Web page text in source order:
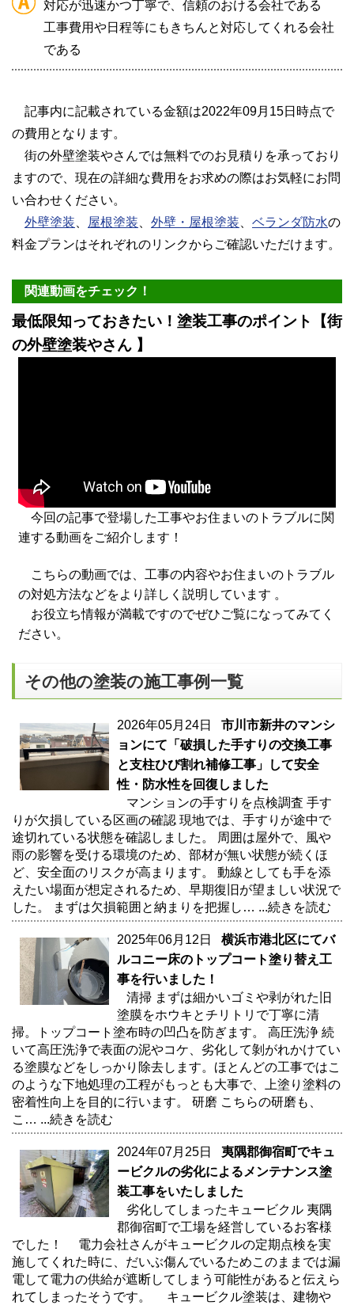
対応が迅速かつ丁寧で、信頼のおける会社である
工事費用や日程等にもきちんと対応してくれる会社
である
記事内に記載されている金額は2022年09月15日時点で
の費用となります。
街の外壁塗装やさんでは無料でのお見積りを承っており
ますので、現在の詳細な費用をお求めの際はお気軽にお問
い合わせください。
外壁塗装
屋根塗装 外壁・屋根塗装 ベランダ防水の
料金プランはそれぞれのリンクからご確認いただけます。
関連動画をチェック！
最低限知っておきたい！塗装工事のポイント【街
の外壁塗装やさん 】
今回の記事で登場した工事やお住まいのトラブルに関
連する動画をご紹介します！
こちらの動画では、工事の内容やお住まいのトラブル
の対処方法などをより詳しく説明しています 。
お役立ち情報が満載ですのでぜひご覧になってみてく
ださい。
その他の塗装の施工事例一覧
2026年05月24日 市川市新井のマンシ
ョンにて「破損した手すりの交換工事
と支柱ひび割れ補修工事」して安全
性・防水性を回復しました
マンションの手すりを点検調査 手す
りが欠損している区画の確認 現地では、手すりが途中で
途切れている状態を確認しました。 周囲は屋外で、風や
雨の影響を受ける環境のため、部材が無い状態が続くほ
ど、安全面のリスクが高まります。 動線としても手を添
えたい場面が想定されるため、早期復旧が望ましい状況で
した。 まずは欠損範囲と納まりを把握し… ...続きを読む
2025年06月12日 横浜市港北区にてバ
ルコニー床のトップコート塗り替え工
事を行いました！
清掃 まずは細かいゴミや剥がれた旧
塗膜をホウキとチリトリで丁寧に清
掃。トップコート塗布時の凹凸を防ぎます。 高圧洗浄 続
いて高圧洗浄で表面の泥やコケ、劣化して剝がれかけてい
る塗膜などをしっかり除去します。ほとんどの工事ではこ
のような下地処理の工程がもっとも大事で、上塗り塗料の
密着性向上を目的に行います。 研磨 こちらの研磨も、
こ… ...続きを読む
2024年07月25日 夷隅郡御宿町でキュ
ービクルの劣化によるメンテナンス塗
装工事をいたしました
劣化してしまったキュービクル 夷隅
郡御宿町で工場を経営しているお客様
でした！ 電力会社さんがキュービクルの定期点検を実
施してくれた時に、だいぶ傷んでいるためこのままでは漏
電して電力の供給が遮断してしまう可能性があると伝えら
れてしまったそうです。 キュービクル塗装は、建物や